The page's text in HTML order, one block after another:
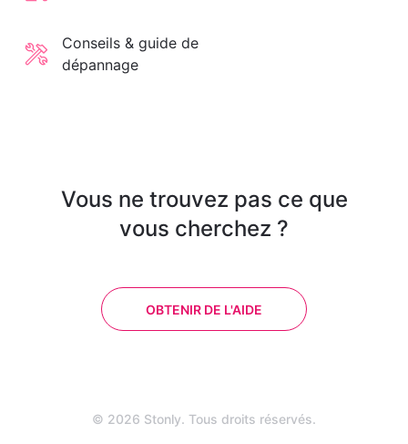
Conseils & guide de
dépannage
Vous ne trouvez pas ce que
vous cherchez ?
OBTENIR DE L'AIDE
© 2026 Stonly. Tous droits réservés.